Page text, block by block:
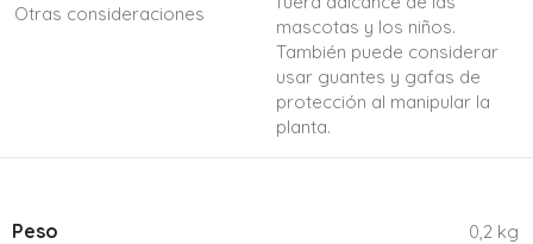
Otras consideraciones
mascotas y los niños.
También puede considerar
usar guantes y gafas de
protección al manipular la
planta.
Peso 0,2 kg